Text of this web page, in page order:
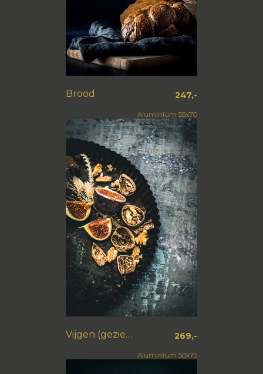
Brood 247,-
Aluminium 55x70
Vijgen (gezien bij vtwonen) 269,-
Aluminium 50x75